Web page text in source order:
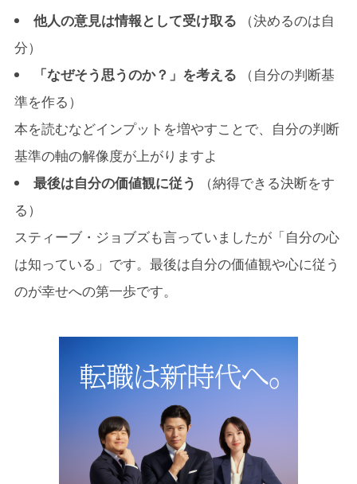
他人の意見は情報として受け取る （決めるのは自
分）
「なぜそう思うのか？」を考える （自分の判断基
準を作る）
本を読むなどインプットを増やすことで、自分の判断
基準の軸の解像度が上がりますよ
最後は自分の価値観に従う
（納得できる決断をす
る）
スティーブ・ジョブズも言っていましたが「自分の心
は知っている」です。最後は自分の価値観や心に従う
のが幸せへの第一歩です。